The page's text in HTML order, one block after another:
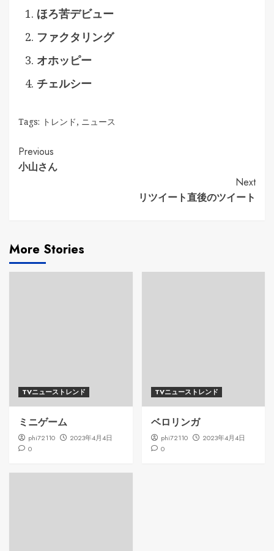
ほろ苦デビュー
ファクタリング
オホッピー
チェルシー
Tags: トレンド, ニュース
Continue
Reading
Previous
小山さん
Next
リツイート直後のツイート
More Stories
TVニューストレンド
ミニゲーム
phi72110
2023年4月4日
0
TVニューストレンド
ベロリンガ
phi72110
2023年4月4日
0